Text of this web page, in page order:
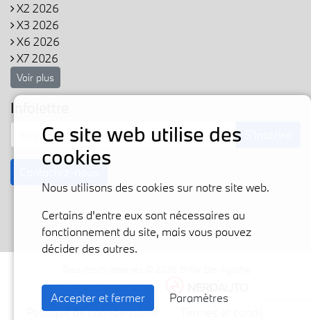
X2 2026
X3 2026
X6 2026
X7 2026
Voir plus
Infolettre
Fièrement propulsé par
Politique de confidentialité
Ce site web utilise des
cookies
Nous utilisons des cookies sur notre site web.
Certains d'entre eux sont nécessaires au
fonctionnement du site, mais vous pouvez
décider des autres.
Accepter et fermer Paramètres